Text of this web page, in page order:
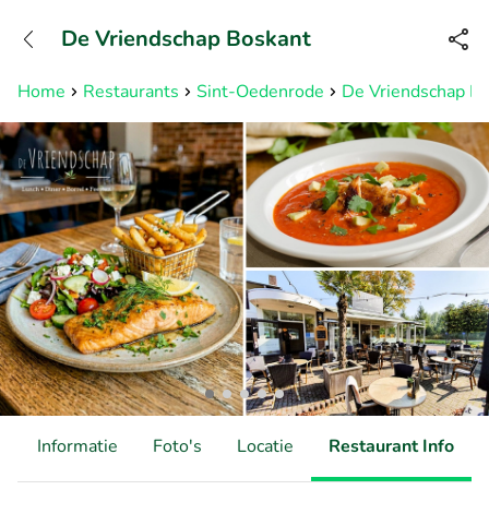
Bereikbaar tot 23:00 uur
Home Restaurants Sint-Oedenrode De Vriendschap
De Vriendschap Boskant
Informatie Foto's Locatie Restaurant Info